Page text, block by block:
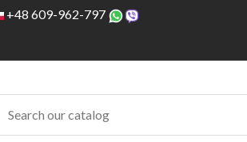
+48 609-962-797